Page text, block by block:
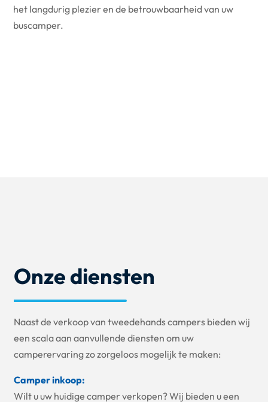
het langdurig plezier en de betrouwbaarheid van uw
buscamper.
Onze diensten
Naast de verkoop van tweedehands campers bieden wij
een scala aan aanvullende diensten om uw
camperervaring zo zorgeloos mogelijk te maken:
Camper inkoop:
Wilt u uw huidige camper verkopen? Wij bieden u een